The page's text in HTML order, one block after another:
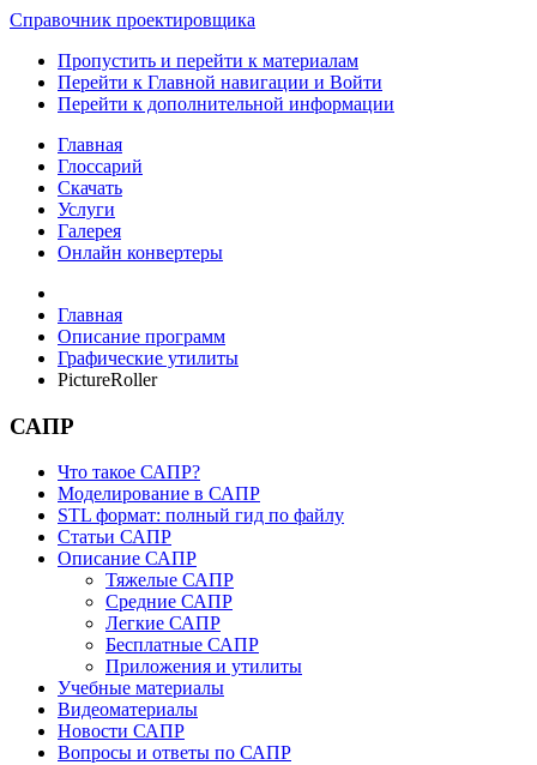
Справочник проектировщика
Пропустить и перейти к материалам
Перейти к Главной навигации и Войти
Перейти к дополнительной информации
Главная
Глоссарий
Скачать
Услуги
Галерея
Онлайн конвертеры
Главная
Описание программ
Графические утилиты
PictureRoller
САПР
Что такое САПР?
Моделирование в САПР
STL формат: полный гид по файлу
Статьи САПР
Описание САПР
Тяжелые САПР
Средние САПР
Легкие САПР
Бесплатные САПР
Приложения и утилиты
Учебные материалы
Видеоматериалы
Новости САПР
Вопросы и ответы по САПР